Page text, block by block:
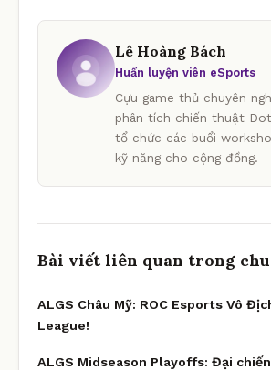
Lê Hoàng Bách
Huấn luyện viên eSports
Cựu game thủ chuyên
phân tích chiến thuật
tổ chức các buổi
kỹ năng cho cộng đồng.
Bài viết liên quan trong
ALGS Châu Mỹ: ROC Esports Vô
League!
ALGS Midseason Playoffs: Đại